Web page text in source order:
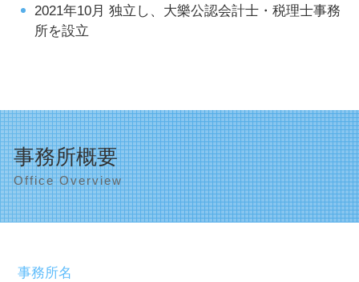
2021年10月 独立し、大樂公認会計士・税理士事務
所を設立
事務所概要
Office Overview
事務所名